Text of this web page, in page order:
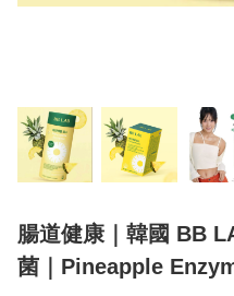
腸道健康｜韓國 BB
菌｜Pineapple